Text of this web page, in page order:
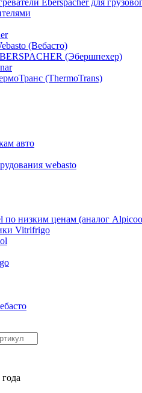
Eberspächer для
(Вебасто)
(Эбершпехер)
(ThermoTrans)
авто
webasto
по низким ценам (аналог
Vitrifrigo